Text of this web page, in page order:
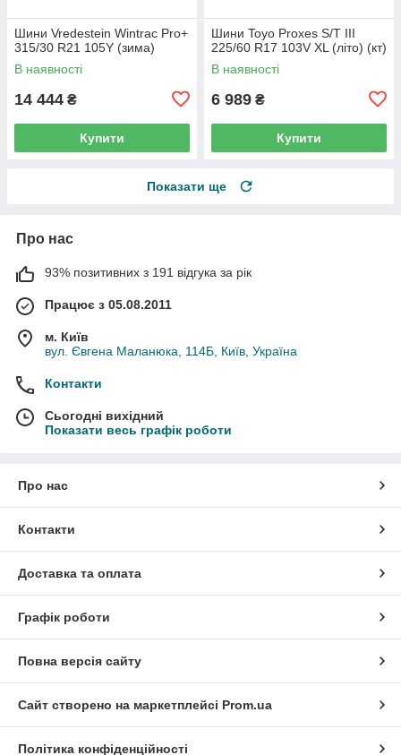
Шини Vredestein Wintrac Pro+
315/30 R21 105Y (зима)
В наявності
14 444 ₴
Купити
Шини Toyo Proxes S/T III
225/60 R17 103V XL (літо) (кт)
В наявності
6 989 ₴
Купити
Показати ще
Про нас
93% позитивних з 191 відгука за рік
Працює з 05.08.2011
м. Київ
вул. Євгена Маланюка, 114Б, Київ, Україна
Контакти
Сьогодні вихідний
Показати весь графік роботи
Про нас
Контакти
Доставка та оплата
Графік роботи
Повна версія сайту
Сайт створено на маркетплейсі Prom.ua
Політика конфіденційності